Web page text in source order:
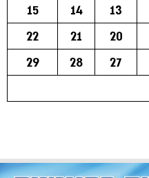
13
14
15
20
21
22
27
28
29